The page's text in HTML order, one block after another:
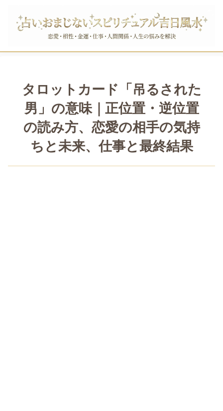
タロットカード「吊るされた
男」の意味｜正位置・逆位置
の読み方、恋愛の相手の気持
ちと未来、仕事と最終結果